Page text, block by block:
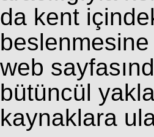
da kent
web
bütüncül
kaynaklara